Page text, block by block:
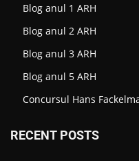
Blog anul 1 ARH
Blog anul 2 ARH
Blog anul 3 ARH
Blog anul 5 ARH
Concursul Hans
RECENT POSTS